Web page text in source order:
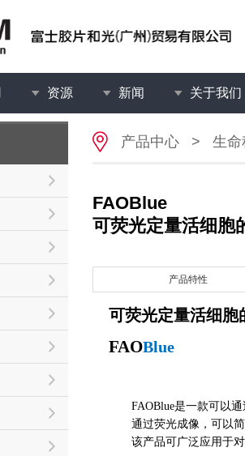
资源 新闻 关于我们
产品中心 > 生命
FAOBlue
可荧光定量活细胞
产品特性
可荧光定量活细胞
FAOBlue
FAOBlue是一款可以
通过荧光成像，可以
该产品可广泛应用于